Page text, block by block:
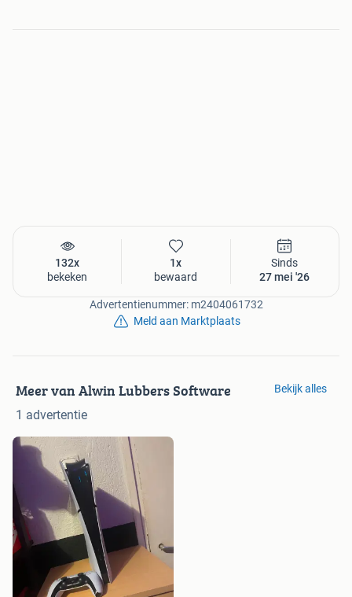
132x
bekeken
1x
bewaard
Sinds
27 mei '26
Advertentienummer: m2404061732
Meld aan Marktplaats
Meer van Alwin Lubbers Software
1 advertentie
Bekijk alles